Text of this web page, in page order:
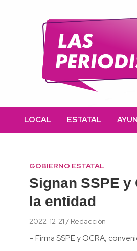
Las
informado a la población.
LOCAL
ESTATAL
GOBIERNO ESTATAL
Signan SSPE
la entidad
2022-12-21 Redacción
– Firma SSPE y OCRA,